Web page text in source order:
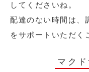
してくださいね。
配達のない時間は、
をサポートいただく
マク